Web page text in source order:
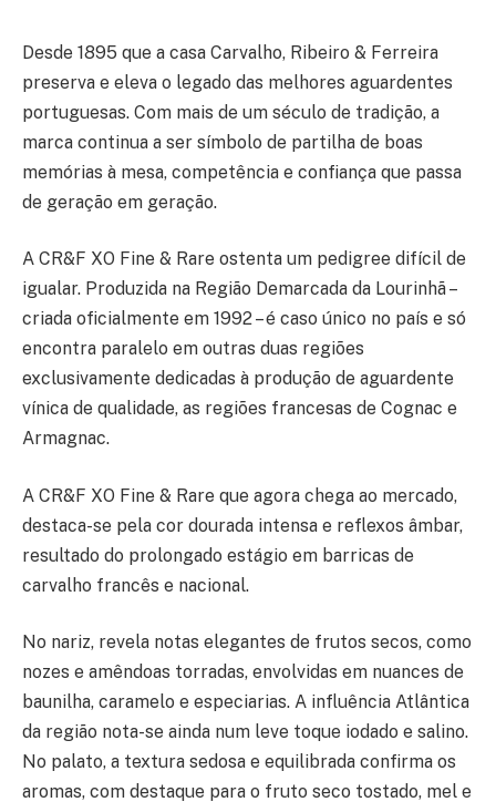
Desde 1895 que a casa Carvalho, Ribeiro & Ferreira
preserva e eleva o legado das melhores aguardentes
portuguesas. Com mais de um século de tradição, a
marca continua a ser símbolo de partilha de boas
memórias à mesa, competência e confiança que passa
de geração em geração.
A CR&F XO Fine & Rare ostenta um pedigree difícil de
igualar. Produzida na Região Demarcada da Lourinhã –
criada oficialmente em 1992 – é caso único no país e só
encontra paralelo em outras duas regiões
exclusivamente dedicadas à produção de aguardente
vínica de qualidade, as regiões francesas de Cognac e
Armagnac.
A CR&F XO Fine & Rare que agora chega ao mercado,
destaca-se pela cor dourada intensa e reflexos âmbar,
resultado do prolongado estágio em barricas de
carvalho francês e nacional.
No nariz, revela notas elegantes de frutos secos, como
nozes e amêndoas torradas, envolvidas em nuances de
baunilha, caramelo e especiarias. A influência Atlântica
da região nota-se ainda num leve toque iodado e salino.
No palato, a textura sedosa e equilibrada confirma os
aromas, com destaque para o fruto seco tostado, mel e